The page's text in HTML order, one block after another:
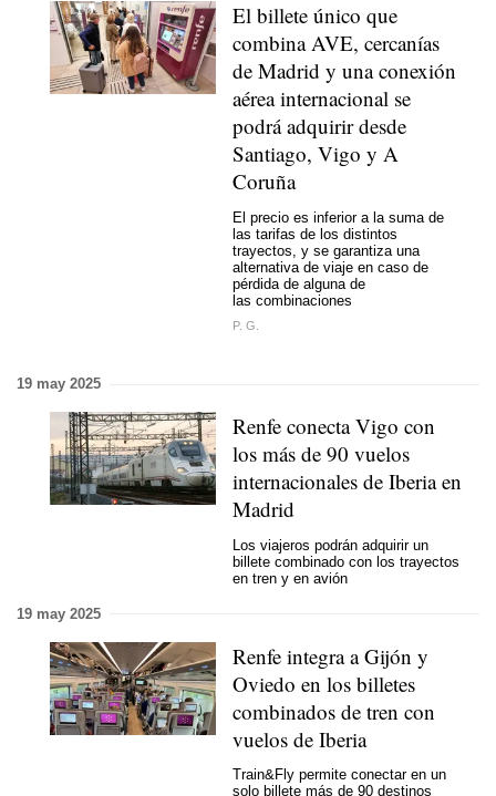
El billete único que
combina AVE, cercanías
de Madrid y una conexión
aérea internacional se
podrá adquirir desde
Santiago, Vigo y A
Coruña
El precio es inferior a la suma de
las tarifas de los distintos
trayectos, y se garantiza una
alternativa de viaje en caso de
pérdida de alguna de
las combinaciones
P. G.
19 may 2025
Renfe conecta Vigo con
los más de 90 vuelos
internacionales de Iberia en
Madrid
Los viajeros podrán adquirir un
billete combinado con los trayectos
en tren y en avión
19 may 2025
Renfe integra a Gijón y
Oviedo en los billetes
combinados de tren con
vuelos de Iberia
Train&Fly permite conectar en un
solo billete más de 90 destinos